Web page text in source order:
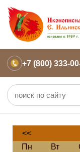
+7 (800) 333-
<<
Пн
Вт